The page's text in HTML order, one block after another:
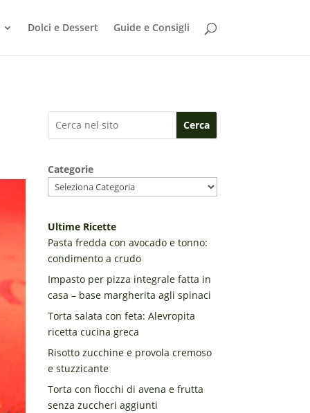
Dolci e Dessert Guide e Consigli
Cerca
Categorie
Ultime Ricette
Pasta fredda con avocado e tonno:
condimento a crudo
Impasto per pizza integrale fatta in
casa – base margherita agli spinaci
Torta salata con feta: Alevropita
ricetta cucina greca
Risotto zucchine e provola cremoso
e stuzzicante
Torta con fiocchi di avena e frutta
senza zuccheri aggiunti